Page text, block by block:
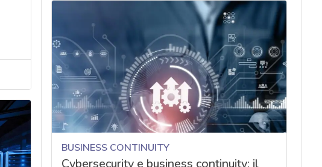
BUSINESS CONTINUITY
Cybersecurity e business continuity: il